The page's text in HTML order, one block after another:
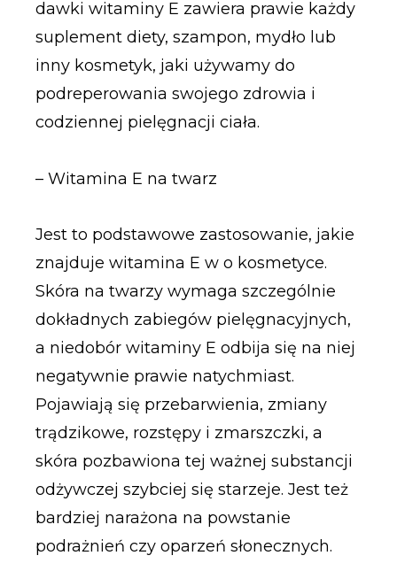
dawki witaminy E zawiera prawie każdy
suplement diety, szampon, mydło lub
inny kosmetyk, jaki używamy do
podreperowania swojego zdrowia i
codziennej pielęgnacji ciała.
– Witamina E na twarz
Jest to podstawowe zastosowanie, jakie
znajduje witamina E w o kosmetyce.
Skóra na twarzy wymaga szczególnie
dokładnych zabiegów pielęgnacyjnych,
a niedobór witaminy E odbija się na niej
negatywnie prawie natychmiast.
Pojawiają się przebarwienia, zmiany
trądzikowe, rozstępy i zmarszczki, a
skóra pozbawiona tej ważnej substancji
odżywczej szybciej się starzeje. Jest też
bardziej narażona na powstanie
podrażnień czy oparzeń słonecznych.